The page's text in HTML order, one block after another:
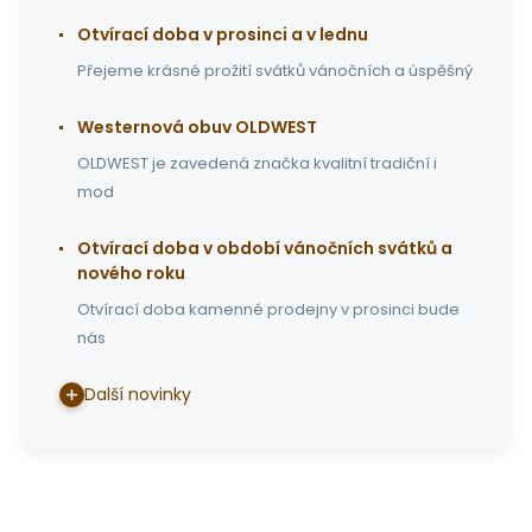
Otvírací doba v prosinci a v lednu
Přejeme krásné prožití svátků vánočních a úspěšný
Westernová obuv OLDWEST
OLDWEST je zavedená značka kvalitní tradiční i
mod
Otvírací doba v období vánočních svátků a
nového roku
Otvírací doba kamenné prodejny v prosinci bude
nás
Další novinky